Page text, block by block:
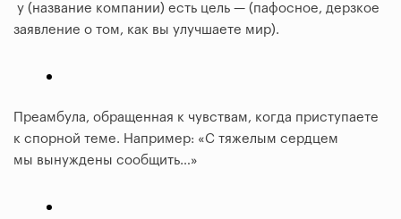
у (название компании) есть цель — (пафосное, дерзкое
заявление о том, как вы улучшаете мир).
Преамбула, обращенная к чувствам, когда приступаете
к спорной теме. Например: «С тяжелым сердцем
мы вынуждены сообщить…»